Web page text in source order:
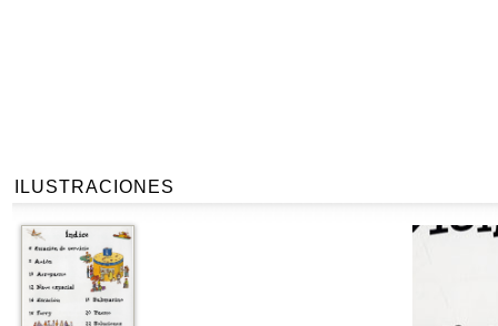
ILUSTRACIONES